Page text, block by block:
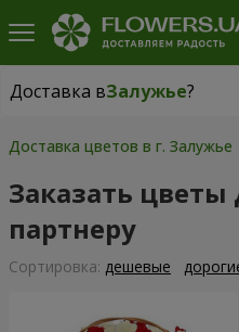
Доставка вЗалужье?
Доставка вЗалужье|
Доставка цветов в г. Залужье
Заказать
партнеру
Cортировка: дешевые